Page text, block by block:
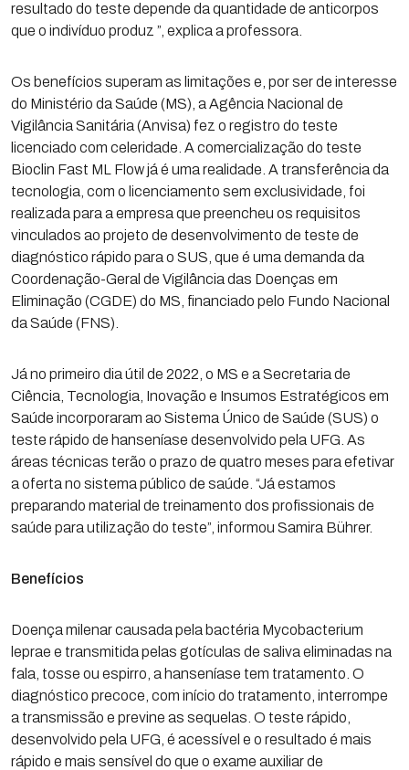
resultado do teste depende da quantidade de anticorpos
que o indivíduo produz ”, explica a professora.
Os benefícios superam as limitações e, por ser de interesse
do Ministério da Saúde (MS), a Agência Nacional de
Vigilância Sanitária (Anvisa) fez o registro do teste
licenciado com celeridade. A comercialização do teste
Bioclin Fast ML Flow já é uma realidade. A transferência da
tecnologia, com o licenciamento sem exclusividade, foi
realizada para a empresa que preencheu os requisitos
vinculados ao projeto de desenvolvimento de teste de
diagnóstico rápido para o SUS, que é uma demanda da
Coordenação-Geral de Vigilância das Doenças em
Eliminação (CGDE) do MS, financiado pelo Fundo Nacional
da Saúde (FNS).
Já no primeiro dia útil de 2022, o MS e a Secretaria de
Ciência, Tecnologia, Inovação e Insumos Estratégicos em
Saúde incorporaram ao Sistema Único de Saúde (SUS) o
teste rápido de hanseníase desenvolvido pela UFG. As
áreas técnicas terão o prazo de quatro meses para efetivar
a oferta no sistema público de saúde. “Já estamos
preparando material de treinamento dos profissionais de
saúde para utilização do teste”, informou Samira Bührer.
Benefícios
Doença milenar causada pela bactéria Mycobacterium
leprae e transmitida pelas gotículas de saliva eliminadas na
fala, tosse ou espirro, a hanseníase tem tratamento. O
diagnóstico precoce, com início do tratamento, interrompe
a transmissão e previne as sequelas. O teste rápido,
desenvolvido pela UFG, é acessível e o resultado é mais
rápido e mais sensível do que o exame auxiliar de